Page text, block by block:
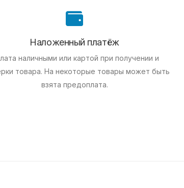
Наложенный платёж
наличными или картой при получении и
товара. На некоторые товары может быть
взята предоплата.